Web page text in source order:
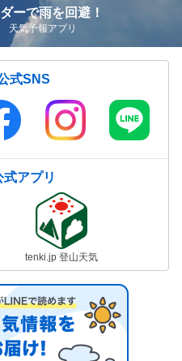
ーで雨を回避！
天気予報アプリ
式SNS
アプリ
tenki.jp 登山天気